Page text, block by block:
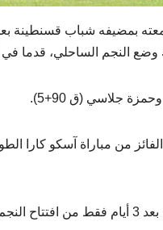
النجم الساحلي، قدما في
من مباراة آسكو كارا
وستقام مباراة العودة في ملعب سوسة يوم 26